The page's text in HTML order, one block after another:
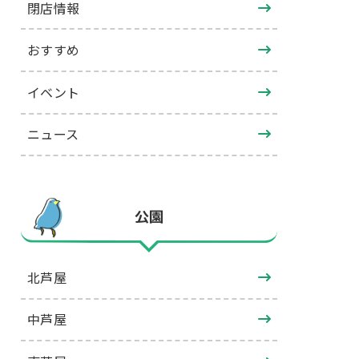
閉店情報
おすすめ
イベント
ニュース
公園
北芦屋
中芦屋